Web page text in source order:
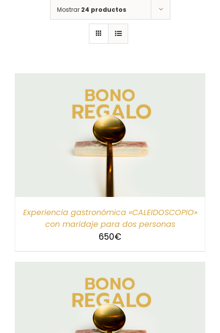
Mostrar 24 productos
Experiencia gastronómica «CALEIDOSCOPIO»
con maridaje para dos personas
650€